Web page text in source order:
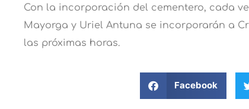
Con la incorporación del cementero, cada
Mayorga y Uriel Antuna se incorporarán a
las próximas horas.
Facebook